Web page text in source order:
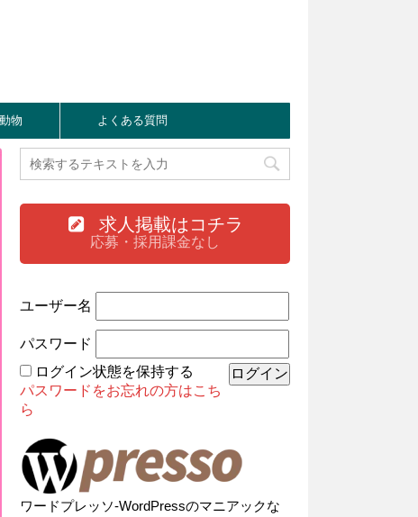
物 よくある質問
求人掲載はコチラ
応募・採用課金なし
ユーザー名
パスワード
ログイン状態を保持する
パスワードをお忘れの方はこち
ら
ワードプレッソ-WordPressのマニアックな